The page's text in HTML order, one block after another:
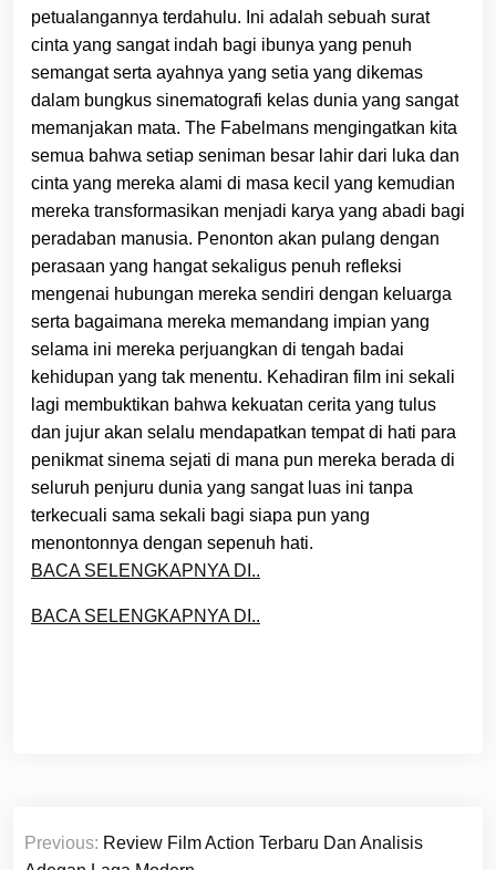
petualangannya terdahulu. Ini adalah sebuah surat
cinta yang sangat indah bagi ibunya yang penuh
semangat serta ayahnya yang setia yang dikemas
dalam bungkus sinematografi kelas dunia yang sangat
memanjakan mata. The Fabelmans mengingatkan kita
semua bahwa setiap seniman besar lahir dari luka dan
cinta yang mereka alami di masa kecil yang kemudian
mereka transformasikan menjadi karya yang abadi bagi
peradaban manusia. Penonton akan pulang dengan
perasaan yang hangat sekaligus penuh refleksi
mengenai hubungan mereka sendiri dengan keluarga
serta bagaimana mereka memandang impian yang
selama ini mereka perjuangkan di tengah badai
kehidupan yang tak menentu. Kehadiran film ini sekali
lagi membuktikan bahwa kekuatan cerita yang tulus
dan jujur akan selalu mendapatkan tempat di hati para
penikmat sinema sejati di mana pun mereka berada di
seluruh penjuru dunia yang sangat luas ini tanpa
terkecuali sama sekali bagi siapa pun yang
menontonnya dengan sepenuh hati.
BACA SELENGKAPNYA DI..
BACA SELENGKAPNYA DI..
Post
Previous: Review Film Action Terbaru Dan Analisis